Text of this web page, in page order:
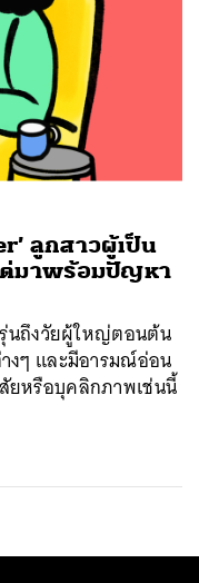
ลูกสาวผู้เป็น
มาพร้อมปัญหา
นถึงวัยผู้ใหญ่ตอนต้น
งๆ และมีอารมณ์อ่อน
หรือบุคลิกภาพเช่นนี้
EMAIL